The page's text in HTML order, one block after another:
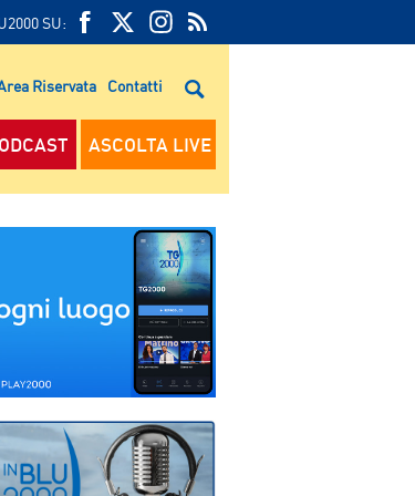
SU:
FEED
RSS
RSS
Riservata Contatti
ASCOLTA LIVE